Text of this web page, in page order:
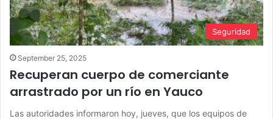
Seguridad
September 25, 2025
Recuperan cuerpo de comerciante
arrastrado por un río en Yauco
Las autoridades informaron hoy, jueves, que los equipos de